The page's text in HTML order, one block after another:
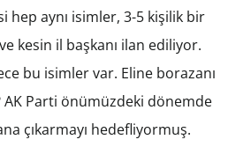
hep aynı isimler, 3-5 kişilik bir
kesin il başkanı ilan ediliyor.
bu isimler var. Eline borazanı
Parti önümüzdeki dönemde
çıkarmayı hedefliyormuş.